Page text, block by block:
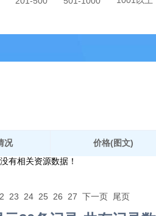
况 价格(图文)
没有相关资源数据！
23 24 25 26 27 下一页 尾页